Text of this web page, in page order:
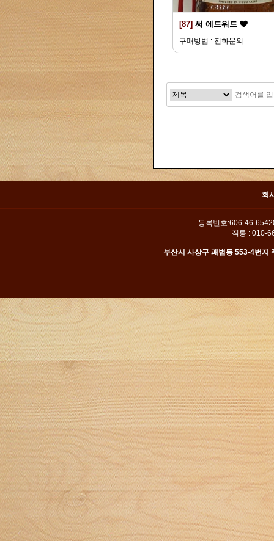
[87] 써 에드워드
구매방법 : 전화문의
회
등록번호:606-46-
직통 : 010-
부산시 사상구 괘법동 553-4번지